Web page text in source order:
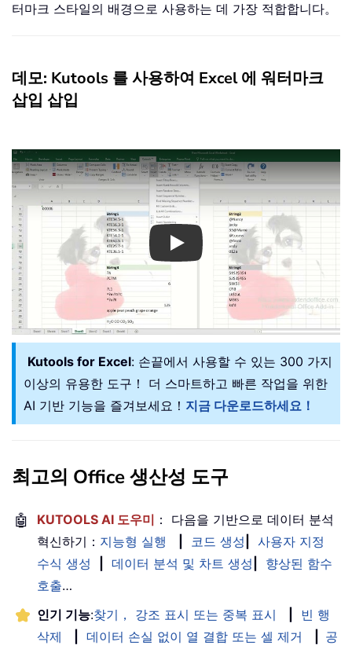
터마크 스타일의 배경으로 사용하는 데 가장 적합합니다。
데모: Kutools 를 사용하여 Excel 에 워터마크
삽입 삽입
Play
Kutools for Excel: 손끝에서 사용할 수 있는 300 가지
이상의 유용한 도구！ 더 스마트하고 빠른 작업을 위한
AI 기반 기능을 즐겨보세요！ 지금 다운로드하세요！
최고의 Office 생산성 도구
🤖 KUTOOLS AI 도우미 ： 다음을 기반으로 데이터 분석
혁신하기： 지능형 실행 코드 생성
사용자 지정
수식 생성
데이터 분석 및 차트 생성
향상된 함수
호출…
인기 기능:찾기， 강조 표시 또는 중복 표시
빈 행
삭제
데이터 손실 없이 열 결합 또는 셀 제거
공